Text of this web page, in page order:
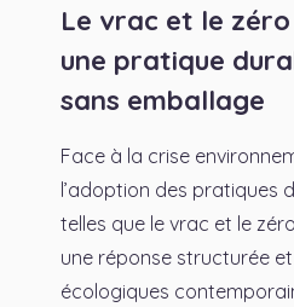
Le vrac et le
une pratique
sans emballage
Face à la crise
l’adoption des pratiques
telles que le vrac et le
une réponse structurée
écologiques